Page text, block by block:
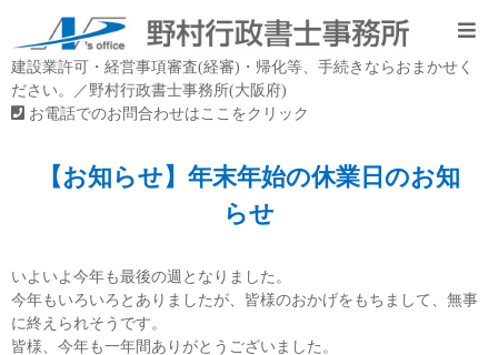
建設業許可・経営事項審査(経審)・帰化等、手続きならおまかせく
ださい。／野村行政書士事務所(大阪府)
お電話でのお問合わせはここをクリック
【お知らせ】年末年始の休業日のお知
らせ
いよいよ今年も最後の週となりました。
今年もいろいろとありましたが、皆様のおかげをもちまして、無事
に終えられそうです。
皆様、今年も一年間ありがとうございました。